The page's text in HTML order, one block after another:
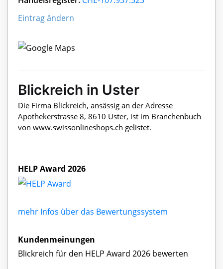
Eintrag ändern
Blickreich in Uster
Die Firma Blickreich, ansässig an der Adresse
Apothekerstrasse 8, 8610 Uster, ist im Branchenbuch
von www.swissonlineshops.ch gelistet.
HELP Award 2026
mehr Infos über das Bewertungssystem
Kundenmeinungen
Blickreich für den HELP Award 2026 bewerten